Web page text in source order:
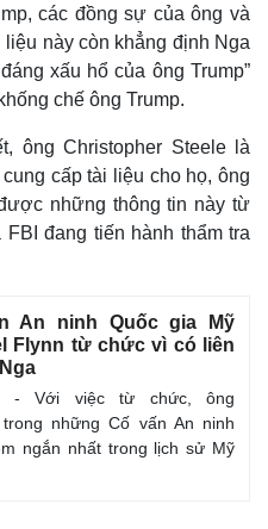
Giá vàng
Tiêu dùng
Tỷ giá
Chứng khoán
Giá cà phê
các đồng sự của ông và
này còn khẳng định Nga
xấu hổ của ông Trump”
chế ông Trump.
ông Christopher Steele là
cấp tài liệu cho họ, ông
những thông tin này từ
đang tiến hành thẩm tra
An ninh Quốc gia Mỹ
Flynn từ chức vì có liên
- Với việc từ chức, ông
những Cố vấn An ninh
ngắn nhất trong lịch sử Mỹ